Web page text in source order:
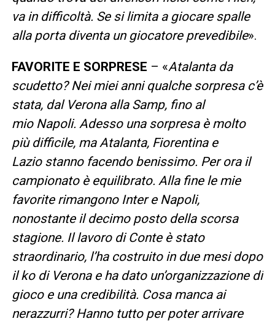
va in difficoltà. Se si limita a giocare spalle
alla porta diventa un giocatore prevedibile».
FAVORITE E SORPRESE – «Atalanta da
scudetto? Nei miei anni qualche sorpresa c’è
stata, dal Verona alla Samp, fino al
mio Napoli. Adesso una sorpresa è molto
più difficile, ma Atalanta, Fiorentina e
Lazio stanno facendo benissimo. Per ora il
campionato è equilibrato. Alla fine le mie
favorite rimangono Inter e Napoli,
nonostante il decimo posto della scorsa
stagione. Il lavoro di Conte è stato
straordinario, l’ha costruito in due mesi dopo
il ko di Verona e ha dato un’organizzazione di
gioco e una credibilità. Cosa manca ai
nerazzurri? Hanno tutto per poter arrivare